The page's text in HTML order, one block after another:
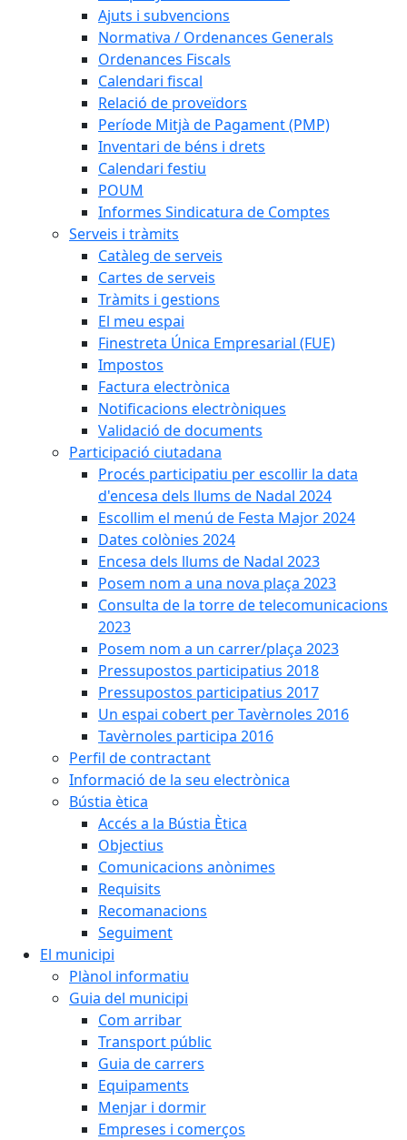
Ajuts i subvencions
Normativa / Ordenances Generals
Ordenances Fiscals
Calendari fiscal
Relació de proveïdors
Període Mitjà de Pagament (PMP)
Inventari de béns i drets
Calendari festiu
POUM
Informes Sindicatura de Comptes
Serveis i tràmits
Catàleg de serveis
Cartes de serveis
Tràmits i gestions
El meu espai
Finestreta Única Empresarial (FUE)
Impostos
Factura electrònica
Notificacions electròniques
Validació de documents
Participació ciutadana
Procés participatiu per escollir la data
d'encesa dels llums de Nadal 2024
Escollim el menú de Festa Major 2024
Dates colònies 2024
Encesa dels llums de Nadal 2023
Posem nom a una nova plaça 2023
Consulta de la torre de telecomunicacions
2023
Posem nom a un carrer/plaça 2023
Pressupostos participatius 2018
Pressupostos participatius 2017
Un espai cobert per Tavèrnoles 2016
Tavèrnoles participa 2016
Perfil de contractant
Informació de la seu electrònica
Bústia ètica
Accés a la Bústia Ètica
Objectius
Comunicacions anònimes
Requisits
Recomanacions
Seguiment
El municipi
Plànol informatiu
Guia del municipi
Com arribar
Transport públic
Guia de carrers
Equipaments
Menjar i dormir
Empreses i comerços